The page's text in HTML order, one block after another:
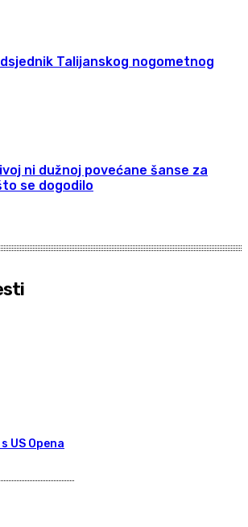
Talijanskog nogometnog
ni dužnoj povećane šanse za
se dogodilo
US Opena